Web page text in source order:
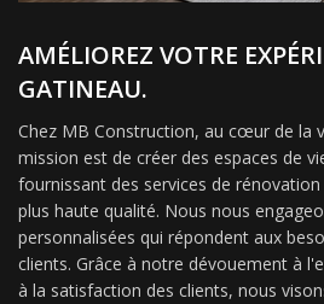
AMÉLIOREZ VOTRE
GATINEAU.
Chez MB Construction, au cœur de la
mission est de créer des espaces de
fournissant des services de
plus haute qualité. Nous nous
personnalisées qui répondent aux
clients. Grâce à notre dévouement à
à la satisfaction des clients, nous